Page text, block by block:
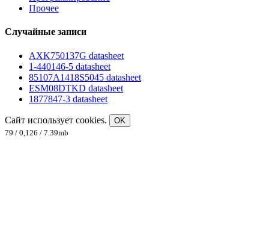
Прочее
Случайные записи
AXK750137G datasheet
1-440146-5 datasheet
85107A1418S5045 datasheet
ESM08DTKD datasheet
1877847-3 datasheet
Сайт использует cookies.
OK
79 / 0,126 / 7.39mb